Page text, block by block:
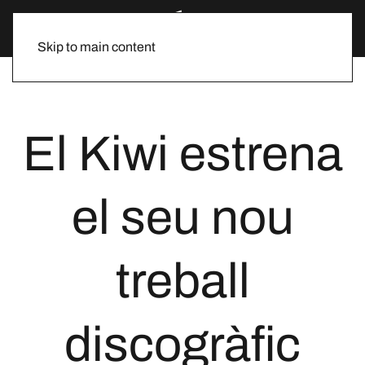
Skip to main content
El Kiwi estrena
el seu nou
treball
discogràfic